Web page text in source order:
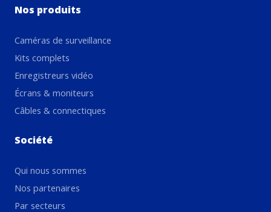
Nos produits
Caméras de surveillance
Kits complets
Enregistreurs vidéo
Écrans & moniteurs
Câbles & connectiques
Société
Qui nous sommes
Nos partenaires
Par secteurs